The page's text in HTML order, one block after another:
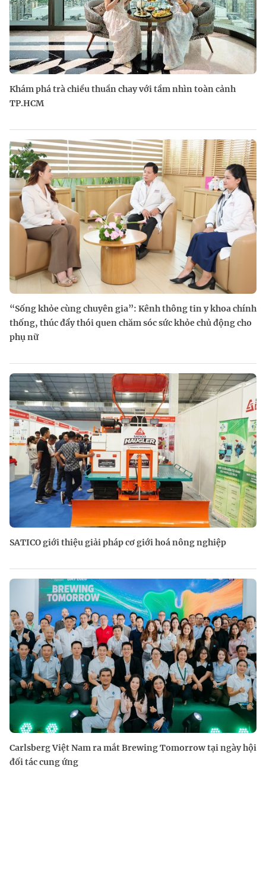
Khám phá trà chiều thuần chay với tầm nhìn toàn cảnh
TP.HCM
“Sống khỏe cùng chuyên gia”: Kênh thông tin y khoa chính
thống, thúc đẩy thói quen chăm sóc sức khỏe chủ động cho
phụ nữ
SATICO giới thiệu giải pháp cơ giới hoá nông nghiệp
Carlsberg Việt Nam ra mắt Brewing Tomorrow tại ngày hội
đối tác cung ứng